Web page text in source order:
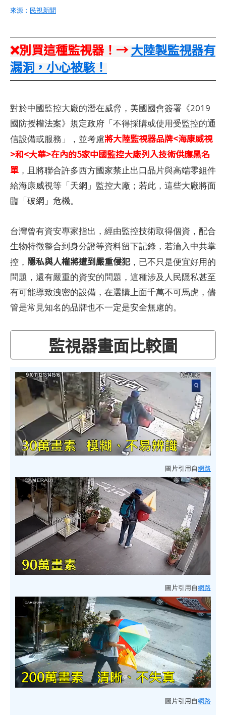
來源： 民視新聞
❌別買這種監視器！→大陸製監視器有
漏洞，小心被駭！
對於中國監控大廠的潛在威脅，美國國會簽署《2019
國防授權法案》規定政府「不得採購或使用受監控的通
信設備或服務」，並考慮將大陸監視器品牌<海康威視
>和<大華>在內的5家中國監控大廠列入技術供應黑名
單 ，且將聯合許多西方國家禁止出口晶片與高端零組件
給海康威視等「天網」監控大廠；若此，這些大廠將面
臨「破網」危機。
台灣曾有資安專家指出，經由監控技術取得個資，配合
生物特徵整合到身分證等資料留下記錄，若淪入中共掌
控， 隱私與人權將遭到嚴重侵犯，已不只是便宜好用的
問題，還有嚴重的資安的問題，這種涉及人民隱私甚至
有可能導致洩密的設備，在選購上面千萬不可馬虎，儘
管是常見知名的品牌也不一定是安全無慮的。
監視器畫面比較圖
圖片引用自網路
圖片引用自網路
圖片引用自網路